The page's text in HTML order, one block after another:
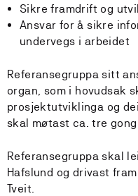
Sikre framdrift og
Ansvar for å sikre
undervegs i arbeidet
Referansegruppa sitt
organ, som i hovudsak
prosjektutviklinga og
skal møtast ca. tre
Referansegruppa skal
Hafslund og drivast
Tveit.